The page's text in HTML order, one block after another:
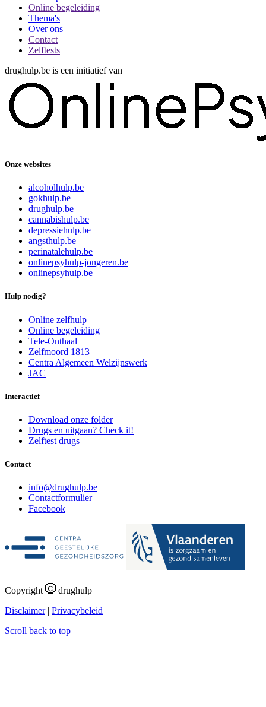
Online begeleiding
Thema's
Over ons
Contact
Zelftests
drughulp.be is een initiatief van
Onze websites
alcoholhulp.be
gokhulp.be
drughulp.be
cannabishulp.be
depressiehulp.be
angsthulp.be
perinatalehulp.be
onlinepsyhulp-jongeren.be
onlinepsyhulp.be
Hulp nodig?
Online zelfhulp
Online begeleiding
Tele-Onthaal
Zelfmoord 1813
Centra Algemeen Welzijnswerk
JAC
Interactief
Download onze folder
Drugs en uitgaan? Check it!
Zelftest drugs
Contact
info@drughulp.be
Contactformulier
Facebook
Copyright
drughulp
Disclaimer| Privacybeleid
Scroll back to top